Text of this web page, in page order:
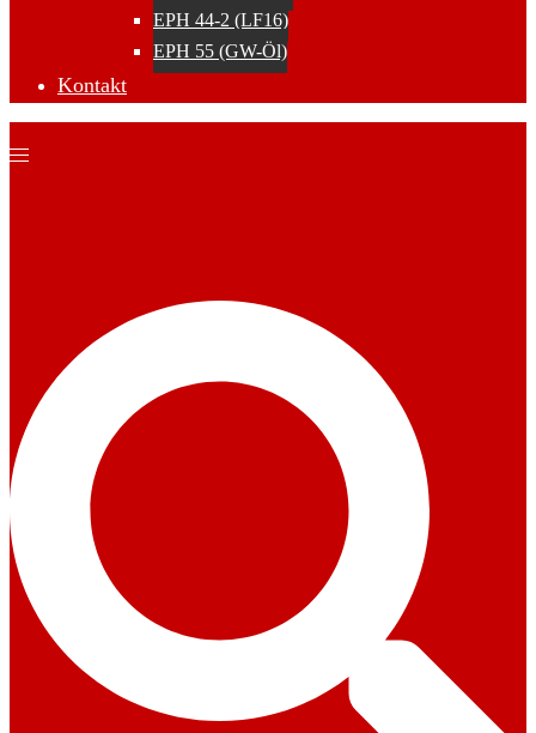
EPH 44-2 (LF16)
EPH 55 (GW-Öl)
Kontakt
Menü